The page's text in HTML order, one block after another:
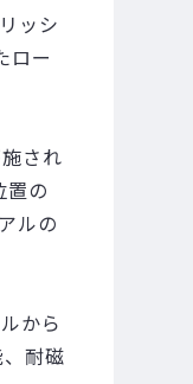
ッシ
ロー
され
置の
ルの
から
耐磁